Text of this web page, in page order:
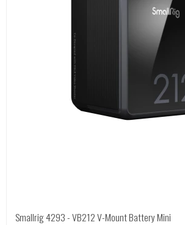
Smallrig 4293 - VB212 V-Mount Battery Mini